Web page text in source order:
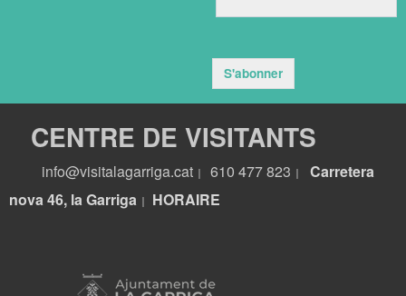
S'abonner
CENTRE DE VISITANTS
info@visitalagarriga.cat 610 477 823
Carretera
nova 46, la Garriga
HORAIRE